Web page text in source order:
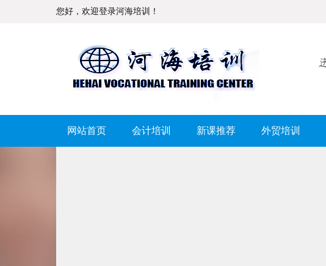
您好，欢迎登录河海培训！
网站首页 会计培训 新课推荐 外贸培训